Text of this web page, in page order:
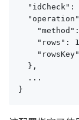
"idCheck":
"rows":
  },
  ...
}